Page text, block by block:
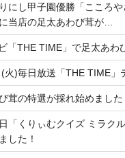
にし甲子園優勝「こころ
当店の足太あわび茸が…
「THE TIME」で足太あわ
火)毎日放送「THE TIME」
茸の特選が採れ始めました
「くりぃむクイズ ミラク
した！